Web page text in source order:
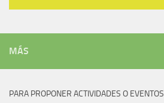
MÁS
PARA PROPONER ACTIVIDADES O EVENTOS